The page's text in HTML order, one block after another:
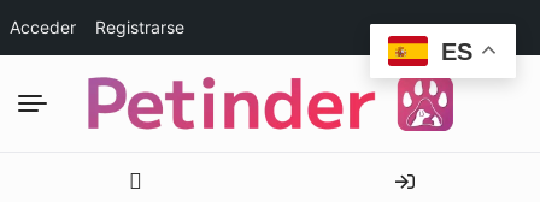
Acceder Registrarse
ES